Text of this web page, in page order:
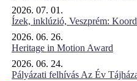
2026. 07. 01.
Ízek, inklúzió, Veszprém:
2026. 06. 26.
Heritage in Motion Award
2026. 06. 24.
Pályázati felhívás Az Év